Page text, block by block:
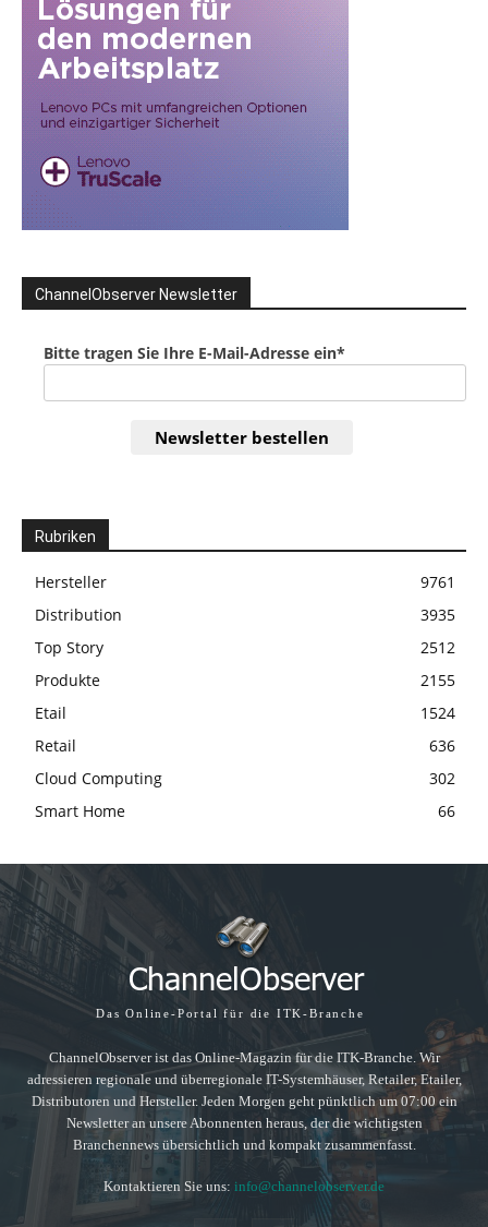
ChannelObserver Newsletter
Bitte tragen Sie Ihre E-Mail-Adresse ein*
Newsletter bestellen
Rubriken
Hersteller
9761
Distribution
3935
Top Story
2512
Produkte
2155
Etail
1524
Retail
636
Cloud Computing
302
Smart Home
66
Das Online-Portal für die ITK-Branche
ChannelObserver ist das Online-Magazin für die ITK-Branche. Wir
adressieren regionale und überregionale IT-Systemhäuser, Retailer, Etailer,
Distributoren und Hersteller. Jeden Morgen geht pünktlich um 07:00 ein
Newsletter an unsere Abonnenten heraus, der die wichtigsten
Branchennews übersichtlich und kompakt zusammenfasst.
Kontaktieren Sie uns: info@channelobserver.de